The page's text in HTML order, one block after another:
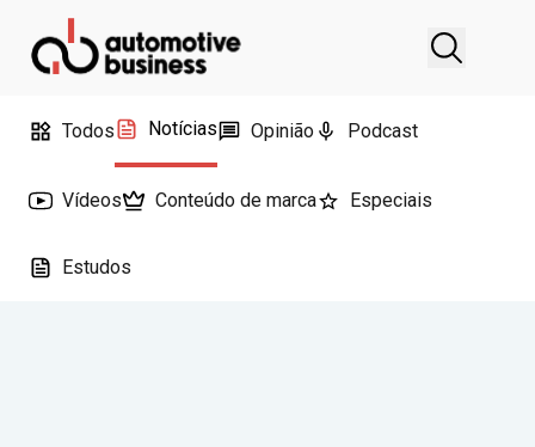
Todos Notícias Opinião Podcast
Vídeos Conteúdo de marca Especiais
Estudos